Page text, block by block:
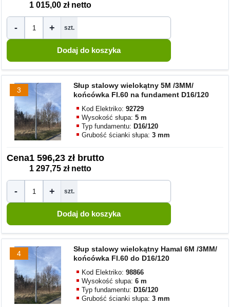
1 015,00 zł netto
- + szt.
3
Słup stalowy wielokątny 5M /3MM/
końcówka FI.60 na fundament D16/120
Kod Elektriko:92729
Wysokość słupa:5 m
Typ fundamentu: D16/120
Grubość ścianki słupa:3 mm
Cena1 596,23 zł brutto
1 297,75 zł netto
- + szt.
4
Słup stalowy wielokątny Hamal 6M /3MM/
końcówka FI.60 do D16/120
Kod Elektriko:98866
Wysokość słupa:6 m
Typ fundamentu: D16/120
Grubość ścianki słupa:3 mm